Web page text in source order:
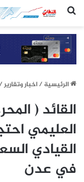
(النقابي
الرئيسيِة/اخبار وتقارير/
القائد (
العليمي
القيادي
في عدن